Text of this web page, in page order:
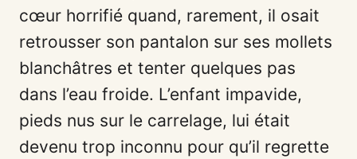
cœur horrifié quand, rarement, il osait
retrousser son pantalon sur ses mollets
blanchâtres et tenter quelques pas
dans l’eau froide. L’enfant impavide,
pieds nus sur le carrelage, lui était
devenu trop inconnu pour qu’il regrette